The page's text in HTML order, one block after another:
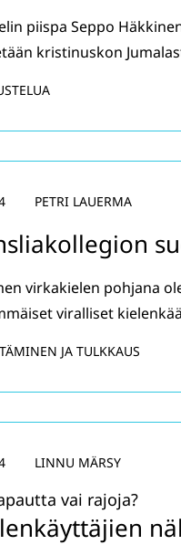
piispa Seppo
kristinuskon
PETRI LAUERMA
virkakielen pohjana
viralliset
JA TULKKAUS
vai rajoja?
LINNU MÄRSY